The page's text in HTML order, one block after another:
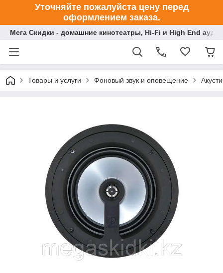
Уточняйте пожалуйста цену перед
оформлением заказа.
Мега Скидки - домашние кинотеатры, Hi-Fi и High End
Товары и услуги Фоновый звук и оповещение